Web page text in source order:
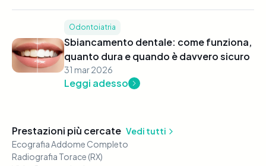
Odontoiatria
Sbiancamento dentale: come funziona,
quanto dura e quando è davvero sicuro
31 mar 2026
Leggi adesso
Prestazioni più cercate Vedi tutti
Ecografia Addome Completo
Radiografia Torace (RX)